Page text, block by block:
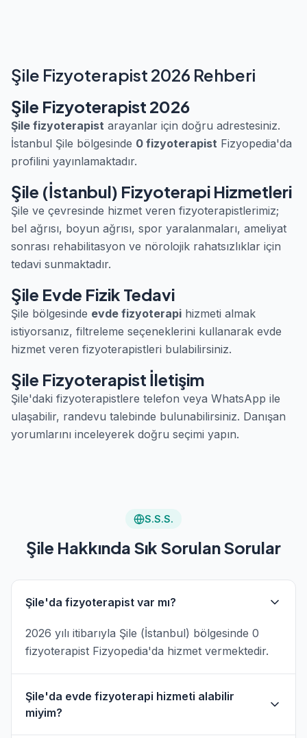
Şile Fizyoterapist 2026 Rehberi
Şile Fizyoterapist 2026
Şile fizyoterapist arayanlar için doğru adrestesiniz.
İstanbul Şile bölgesinde 0 fizyoterapist Fizyopedia'da
profilini yayınlamaktadır.
Şile (İstanbul) Fizyoterapi Hizmetleri
Şile ve çevresinde hizmet veren fizyoterapistlerimiz;
bel ağrısı, boyun ağrısı, spor yaralanmaları, ameliyat
sonrası rehabilitasyon ve nörolojik rahatsızlıklar için
tedavi sunmaktadır.
Şile Evde Fizik Tedavi
Şile bölgesinde evde fizyoterapi hizmeti almak
istiyorsanız, filtreleme seçeneklerini kullanarak evde
hizmet veren fizyoterapistleri bulabilirsiniz.
Şile Fizyoterapist İletişim
Şile'daki fizyoterapistlere telefon veya WhatsApp ile
ulaşabilir, randevu talebinde bulunabilirsiniz. Danışan
yorumlarını inceleyerek doğru seçimi yapın.
S.S.S.
Şile Hakkında Sık Sorulan Sorular
Şile'da fizyoterapist var mı?
2026 yılı itibarıyla Şile (İstanbul) bölgesinde 0
fizyoterapist Fizyopedia'da hizmet vermektedir.
Şile'da evde fizyoterapi hizmeti alabilir
miyim?